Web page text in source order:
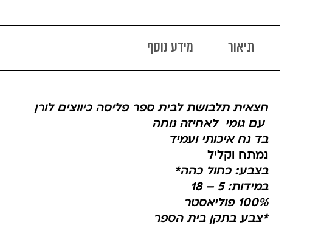
תיאור מידע נוסף
חצאית תלבושת לבית ספר פליסה כיווצים לורן
עם גומי לאחיזה נוחה
בד נח איכותי ועמיד
נמתח וקליל
בצבע: כחול כהה*
במידות: 5 – 18
100% פוליאסטר
*צבע בתקן בית הספר